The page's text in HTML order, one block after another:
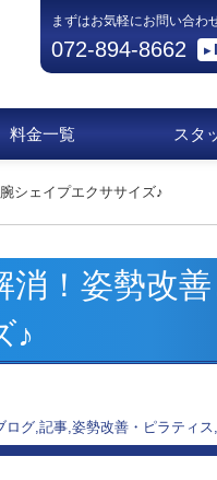
まずはお気軽にお問い合わ
072-894-8662
料金一覧 スタ
シェイプエクササイズ♪
消！姿勢改
♪
ログ,記事,姿勢改善・ピラティ